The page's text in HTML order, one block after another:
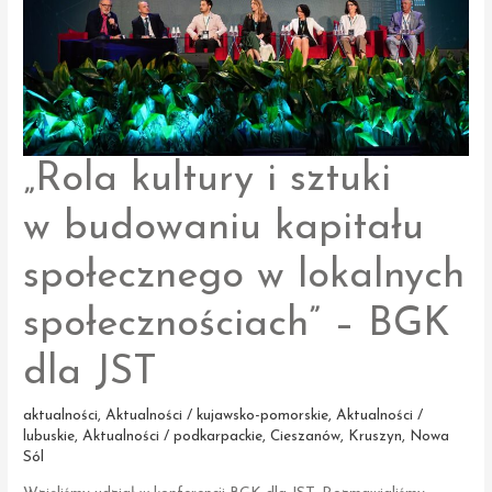
„Rola kultury i sztuki
w budowaniu kapitału
społecznego w lokalnych
społecznościach” – BGK
dla JST
aktualności,Aktualności / kujawsko-pomorskie,Aktualności /
lubuskie,Aktualności / podkarpackie,Cieszanów, Kruszyn,
Nowa
Sól